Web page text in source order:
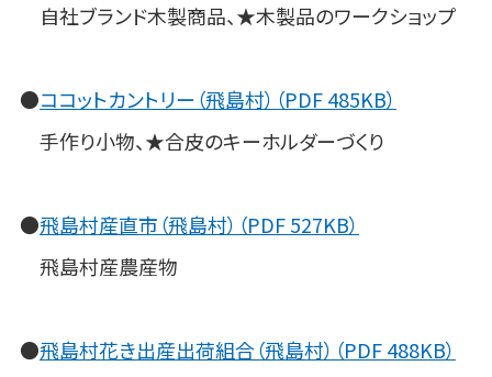
自社ブランド木製商品、★木製品のワークショップ
●ココットカントリー（飛島村）（PDF 485KB）
手作り小物、★合皮のキーホルダーづくり
●飛島村産直市（飛島村）（PDF 527KB）
飛島村産農産物
●飛島村花き出産出荷組合（飛島村）（PDF 488KB）